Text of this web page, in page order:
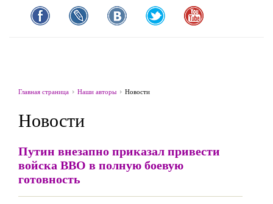
Главная страница Наши авторы Новости
Новости
Путин внезапно приказал привести
войска ВВО в полную боевую
готовность